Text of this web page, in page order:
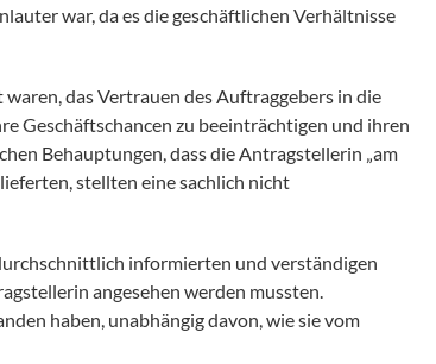
war, da es die geschäftlichen Verhältnisse
das Vertrauen des Auftraggebers in die
Geschäftschancen zu beeinträchtigen und ihren
Behauptungen, dass die Antragstellerin „am
stellten eine sachlich nicht
informierten und verständigen
angesehen werden mussten.
haben, unabhängig davon, wie sie vom